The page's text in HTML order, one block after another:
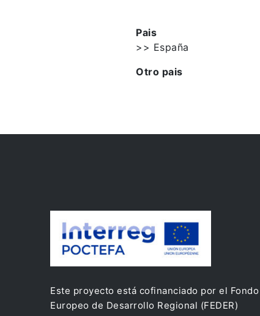
Pais
>> España
Otro pais
Este proyecto está cofinanciado por el Fondo
Europeo de Desarrollo Regional (FEDER)